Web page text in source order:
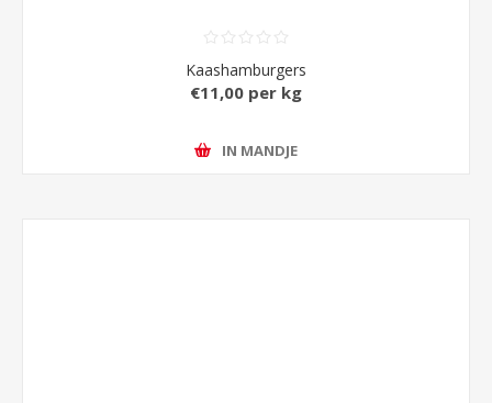
Kaashamburgers
€11,00 per kg
IN MANDJE